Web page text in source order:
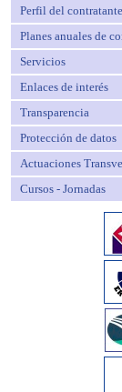
Perfil del contratante
Planes anuales de
Servicios
Enlaces de interés
Transparencia
Protección de datos
Actuaciones
Cursos - Jornadas